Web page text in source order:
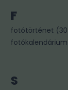
F
fotótörténet (
fotókalendárium
S